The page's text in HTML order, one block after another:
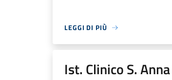
LEGGI DI PIÙ
Ist. Clinico S.